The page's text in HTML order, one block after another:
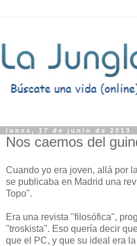
lunes, 17 de junio de 2013
Nos caemos del
Cuando yo era joven, allá por
se publicaba en Madrid una
Topo".
Era una revista "filosófica",
"troskista". Eso quería decir
que el PC, y que su ideal era